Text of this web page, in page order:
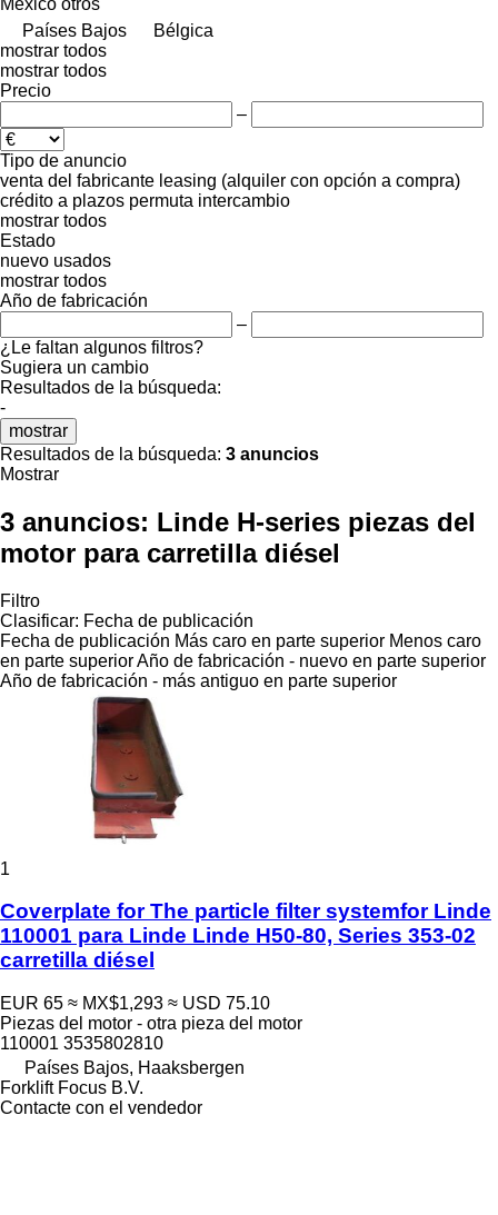
Países Bajos
Bélgica
mostrar todos
mostrar todos
Precio
–
Tipo de anuncio
venta del fabricante leasing (alquiler con opción a compra)
crédito a plazos permuta intercambio
mostrar todos
Estado
nuevo usados
mostrar todos
Año de fabricación
–
¿Le faltan algunos filtros?
Sugiera un cambio
Resultados de la búsqueda:
-
mostrar
Resultados de la búsqueda: 3 anuncios
Mostrar
3 anuncios: Linde H-series piezas del
motor para carretilla diésel
Filtro
Clasificar: Fecha de publicación
Fecha de publicación Más caro en parte superior Menos caro
en parte superiorAño de fabricación - nuevo en parte superior
Año de fabricación - más antiguo en parte superior
1
Coverplate for The particle filter systemfor Linde
110001 para Linde Linde H50-80, Series 353-02
carretilla diésel
EUR 65 ≈ MX$1,293 ≈ USD 75.10
Piezas del motor - otra pieza del motor
110001 3535802810
Países Bajos, Haaksbergen
Forklift Focus B.V.
Contacte con el vendedor